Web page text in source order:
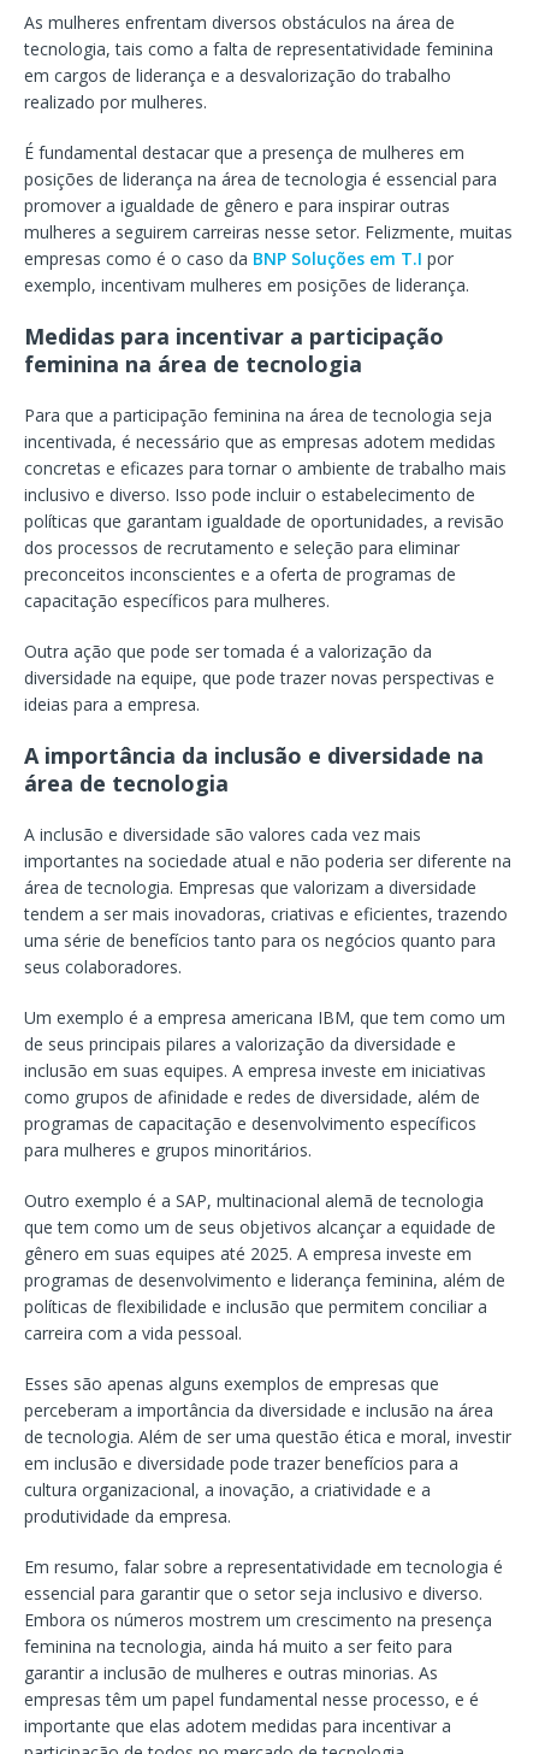
As mulheres enfrentam diversos obstáculos na área de
tecnologia, tais como a falta de representatividade feminina
em cargos de liderança e a desvalorização do trabalho
realizado por mulheres.
É fundamental destacar que a presença de mulheres em
posições de liderança na área de tecnologia é essencial para
promover a igualdade de gênero e para inspirar outras
mulheres a seguirem carreiras nesse setor. Felizmente, muitas
empresas como é o caso da BNP Soluções em T.I por
exemplo, incentivam mulheres em posições de liderança.
Medidas para incentivar a participação
feminina na área de tecnologia
Para que a participação feminina na área de tecnologia seja
incentivada, é necessário que as empresas adotem medidas
concretas e eficazes para tornar o ambiente de trabalho mais
inclusivo e diverso. Isso pode incluir o estabelecimento de
políticas que garantam igualdade de oportunidades, a revisão
dos processos de recrutamento e seleção para eliminar
preconceitos inconscientes e a oferta de programas de
capacitação específicos para mulheres.
Outra ação que pode ser tomada é a valorização da
diversidade na equipe, que pode trazer novas perspectivas e
ideias para a empresa.
A importância da inclusão e diversidade na
área de tecnologia
A inclusão e diversidade são valores cada vez mais
importantes na sociedade atual e não poderia ser diferente na
área de tecnologia. Empresas que valorizam a diversidade
tendem a ser mais inovadoras, criativas e eficientes, trazendo
uma série de benefícios tanto para os negócios quanto para
seus colaboradores.
Um exemplo é a empresa americana IBM, que tem como um
de seus principais pilares a valorização da diversidade e
inclusão em suas equipes. A empresa investe em iniciativas
como grupos de afinidade e redes de diversidade, além de
programas de capacitação e desenvolvimento específicos
para mulheres e grupos minoritários.
Outro exemplo é a SAP, multinacional alemã de tecnologia
que tem como um de seus objetivos alcançar a equidade de
gênero em suas equipes até 2025. A empresa investe em
programas de desenvolvimento e liderança feminina, além de
políticas de flexibilidade e inclusão que permitem conciliar a
carreira com a vida pessoal.
Esses são apenas alguns exemplos de empresas que
perceberam a importância da diversidade e inclusão na área
de tecnologia. Além de ser uma questão ética e moral, investir
em inclusão e diversidade pode trazer benefícios para a
cultura organizacional, a inovação, a criatividade e a
produtividade da empresa.
Em resumo, falar sobre a representatividade em tecnologia é
essencial para garantir que o setor seja inclusivo e diverso.
Embora os números mostrem um crescimento na presença
feminina na tecnologia, ainda há muito a ser feito para
garantir a inclusão de mulheres e outras minorias. As
empresas têm um papel fundamental nesse processo, e é
importante que elas adotem medidas para incentivar a